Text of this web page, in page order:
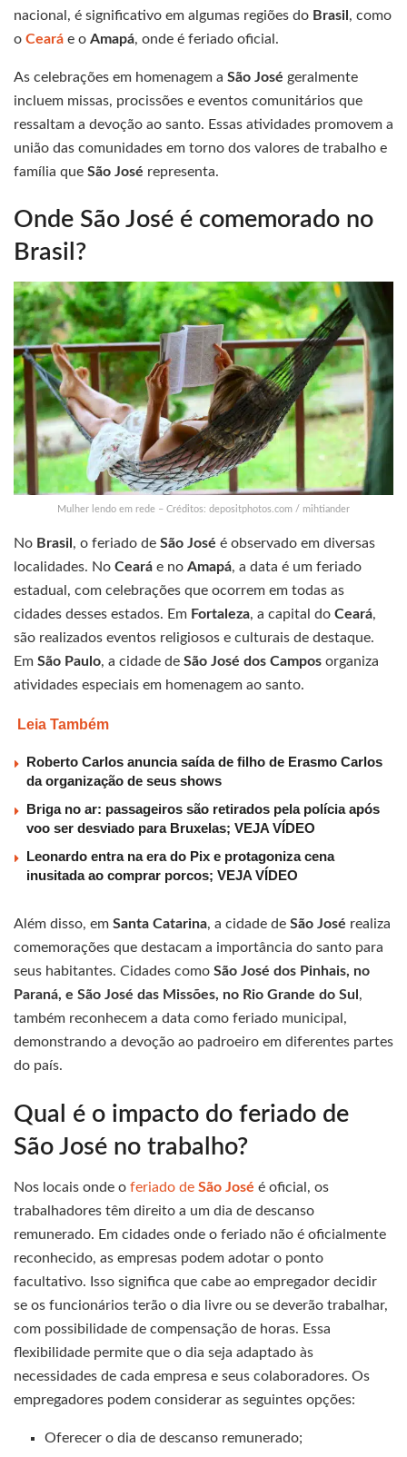
nacional, é significativo em algumas regiões do Brasil , como
o Ceará e o Amapá, onde é feriado oficial.
As celebrações em homenagem a São José geralmente
incluem missas, procissões e eventos comunitários que
ressaltam a devoção ao santo. Essas atividades promovem a
união das comunidades em torno dos valores de trabalho e
família que São José representa.
Onde São José é comemorado no
Brasil?
Mulher lendo em rede – Créditos: depositphotos.com / mihtiander
No Brasil , o feriado de São José é observado em diversas
localidades. No Ceará e no Amapá, a data é um feriado
estadual, com celebrações que ocorrem em todas as
cidades desses estados. Em Fortaleza, a capital do Ceará,
são realizados eventos religiosos e culturais de destaque.
Em São Paulo, a cidade de São José dos Campos organiza
atividades especiais em homenagem ao santo.
Leia Também
Roberto Carlos anuncia saída de filho de Erasmo Carlos
da organização de seus shows
Briga no ar: passageiros são retirados pela polícia após
voo ser desviado para Bruxelas; VEJA VÍDEO
Leonardo entra na era do Pix e protagoniza cena
inusitada ao comprar porcos; VEJA VÍDEO
Além disso, em Santa Catarina, a cidade de São José realiza
comemorações que destacam a importância do santo para
seus habitantes. Cidades como São José dos Pinhais, no
Paraná, e São José das Missões, no Rio Grande do Sul ,
também reconhecem a data como feriado municipal,
demonstrando a devoção ao padroeiro em diferentes partes
do país.
Qual é o impacto do feriado de
São José no trabalho?
Nos locais onde o feriado de São José é oficial, os
trabalhadores têm direito a um dia de descanso
remunerado. Em cidades onde o feriado não é oficialmente
reconhecido, as empresas podem adotar o ponto
facultativo. Isso significa que cabe ao empregador decidir
se os funcionários terão o dia livre ou se deverão trabalhar,
com possibilidade de compensação de horas. Essa
flexibilidade permite que o dia seja adaptado às
necessidades de cada empresa e seus colaboradores. Os
empregadores podem considerar as seguintes opções:
Oferecer o dia de descanso remunerado;